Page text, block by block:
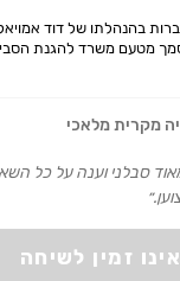
אינו זמין לשיחה
בהנהלתו של דוד
מוסמך מטעם משרד להגנת
מקרית מלאכי
סבלני וענה על כל